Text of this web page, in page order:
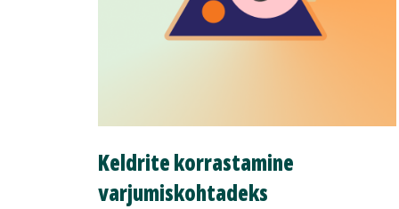
Keldritekorrastamine
varjumiskohtadeks